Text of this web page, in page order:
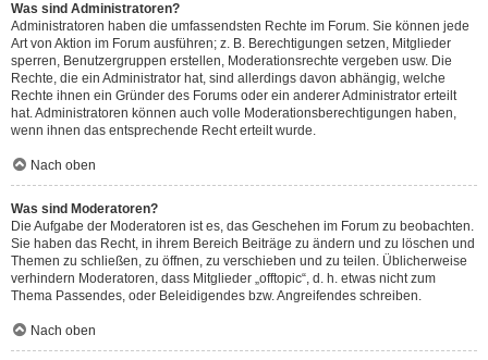
Was sind Administratoren?
Administratoren haben die umfassendsten Rechte im Forum. Sie können jede
Art von Aktion im Forum ausführen; z. B. Berechtigungen setzen, Mitglieder
sperren, Benutzergruppen erstellen, Moderationsrechte vergeben usw. Die
Rechte, die ein Administrator hat, sind allerdings davon abhängig, welche
Rechte ihnen ein Gründer des Forums oder ein anderer Administrator erteilt
hat. Administratoren können auch volle Moderationsberechtigungen haben,
wenn ihnen das entsprechende Recht erteilt wurde.
Nach oben
Was sind Moderatoren?
Die Aufgabe der Moderatoren ist es, das Geschehen im Forum zu beobachten.
Sie haben das Recht, in ihrem Bereich Beiträge zu ändern und zu löschen und
Themen zu schließen, zu öffnen, zu verschieben und zu teilen. Üblicherweise
verhindern Moderatoren, dass Mitglieder „offtopic“, d. h. etwas nicht zum
Thema Passendes, oder Beleidigendes bzw. Angreifendes schreiben.
Nach oben